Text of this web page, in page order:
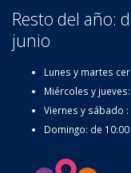
Resto del año:
junio
Lunes y martes
Miércoles y
Viernes y sábado :
Domingo: de 10:00